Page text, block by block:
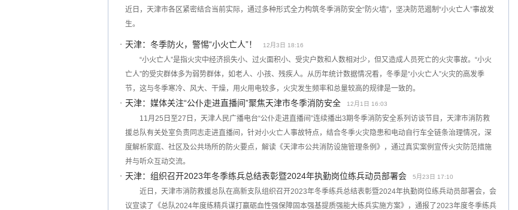
近日，天津市各区紧密结合当前实际，通过多种形式全力构筑冬季消防安全“防火墙”，坚决防范遏制“小火亡人”事故发
生。
天津：冬季防火，警惕“小火亡人”！ 12月3日 18:16
“小火亡人”是指火灾中经济损失小、过火面积小、受灾户数和人数相对少，但又造成人员死亡的火灾事故。“小火
亡人”的受灾群体多为弱势群体，如老人、小孩、残疾人。从历年统计数据情况看，冬季是“小火亡人”火灾的高发季
节，这与冬季寒冷、风大、干燥，用火用电较多，火灾发生频率和总量较高的规律是一致的。
天津：媒体关注“公仆走进直播间”聚焦天津市冬季消防安全 12月1日 16:03
11月25日至27日，天津人民广播电台“公仆走进直播间”连续播出3期冬季消防安全系列访谈节目，天津市消防救
援总队有关处室负责同志走进直播间，针对小火亡人事故特点，结合冬季火灾隐患和电动自行车全链条治理情况，深
度解析家庭、社区及公共场所的防火要点，解读《天津市公共消防设施管理条例》，通过真实案例宣传火灾防范措施
并与听众互动交流。
天津：组织召开2023年冬季练兵总结表彰暨2024年执勤岗位练兵动员部署会 5月23日 17:10
近日，天津市消防救援总队在高新支队组织召开2023年冬季练兵总结表彰暨2024年执勤岗位练兵动员部署会，会
议宣读了《总队2024年度练精兵谋打赢砺血性强保障固本强基提质强能大练兵实施方案》，通报了2023年度冬季练兵